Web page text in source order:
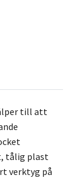
till att
tålig plast
verktyg på